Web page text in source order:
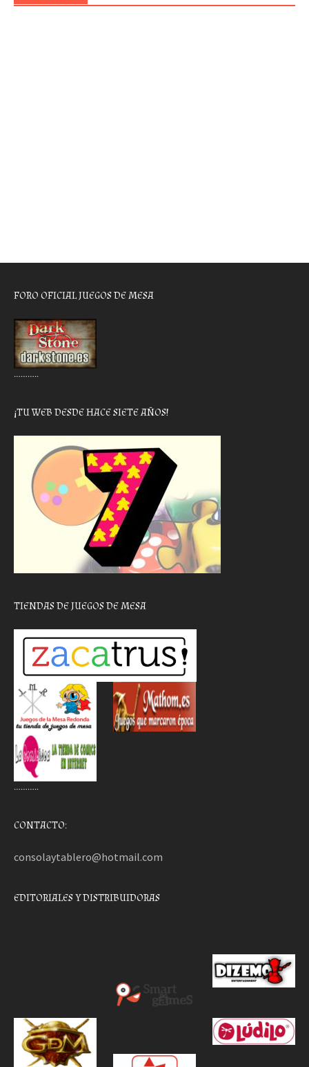
FORO OFICIAL JUEGOS DE MESA
………..
¡TU WEB DESDE HACE SIETE AÑOS!
TIENDAS DE JUEGOS DE MESA
………..
CONTACTO:
consolaytablero@hotmail.com
EDITORIALES Y DISTRIBUIDORAS